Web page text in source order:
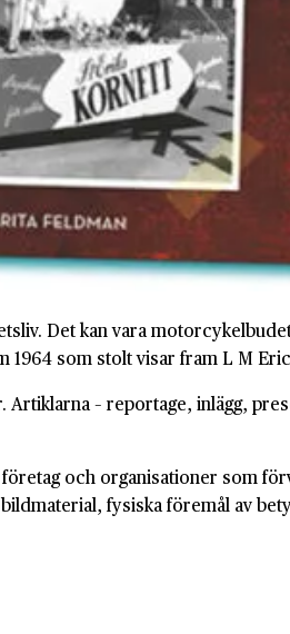
Det kan vara
1964 som stolt visar fram L M
– reportage, inlägg,
och organisationer som
fysiska föremål av